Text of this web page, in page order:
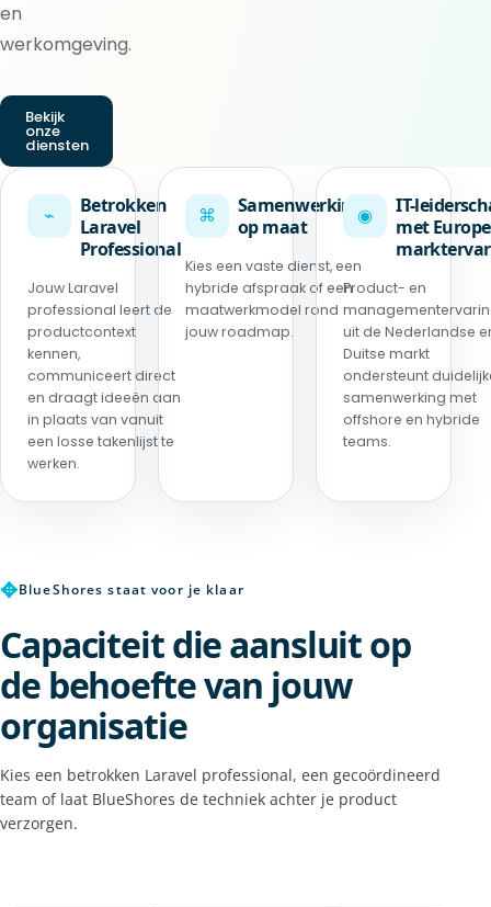
en
werkomgeving.
Bekijk
onze
diensten
⌁
Betrokken
Laravel
Professional
Jouw Laravel
professional leert de
productcontext
kennen,
communiceert direct
en draagt ideeën aan
in plaats van vanuit
een losse takenlijst te
werken.
⌘
Samenwerking
op maat
Kies een vaste dienst, een
hybride afspraak of een
maatwerkmodel rond
jouw roadmap.
◉
IT-
met
Product- en
uit de Nederlandse
Duitse markt
ondersteunt
samenwerking met
offshore en hybride
teams.
✥BlueShores staat voor je klaar
Capaciteit die aansluit op
de behoefte van jouw
organisatie
Kies een betrokken Laravel professional, een gecoördineerd
team of laat BlueShores de techniek achter je product
verzorgen.